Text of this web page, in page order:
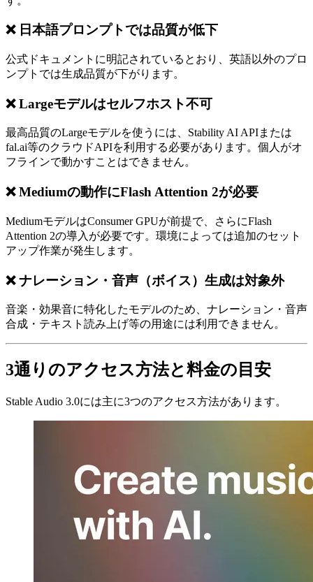
❌ 日本語プロンプトでは品質が低下
公式ドキュメントに明記されているとおり、英語以外のプロ
ンプトでは生成品質が下がります。
❌ Largeモデルはセルフホスト不可
最高品質のLargeモデルを使うには、Stability AI APIまたは
fal.ai等のクラウドAPIを利用する必要があります。個人がオ
フラインで動かすことはできません。
❌ Mediumの動作にFlash Attention 2が必要
MediumモデルはConsumer GPUが前提で、さらにFlash
Attention 2の導入が必要です。環境によっては追加のセット
アップ作業が発生します。
❌ ナレーション・音声（ボイス）生成は対象外
音楽・効果音に特化したモデルのため、ナレーション・音声
合成・テキスト読み上げ等の用途には利用できません。
3通りのアクセス方法と料金の目安
Stable Audio 3.0には主に3つのアクセス方法があります。